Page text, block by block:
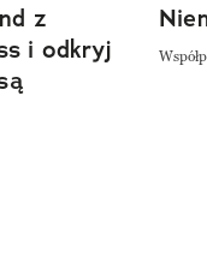
z
i odkryj